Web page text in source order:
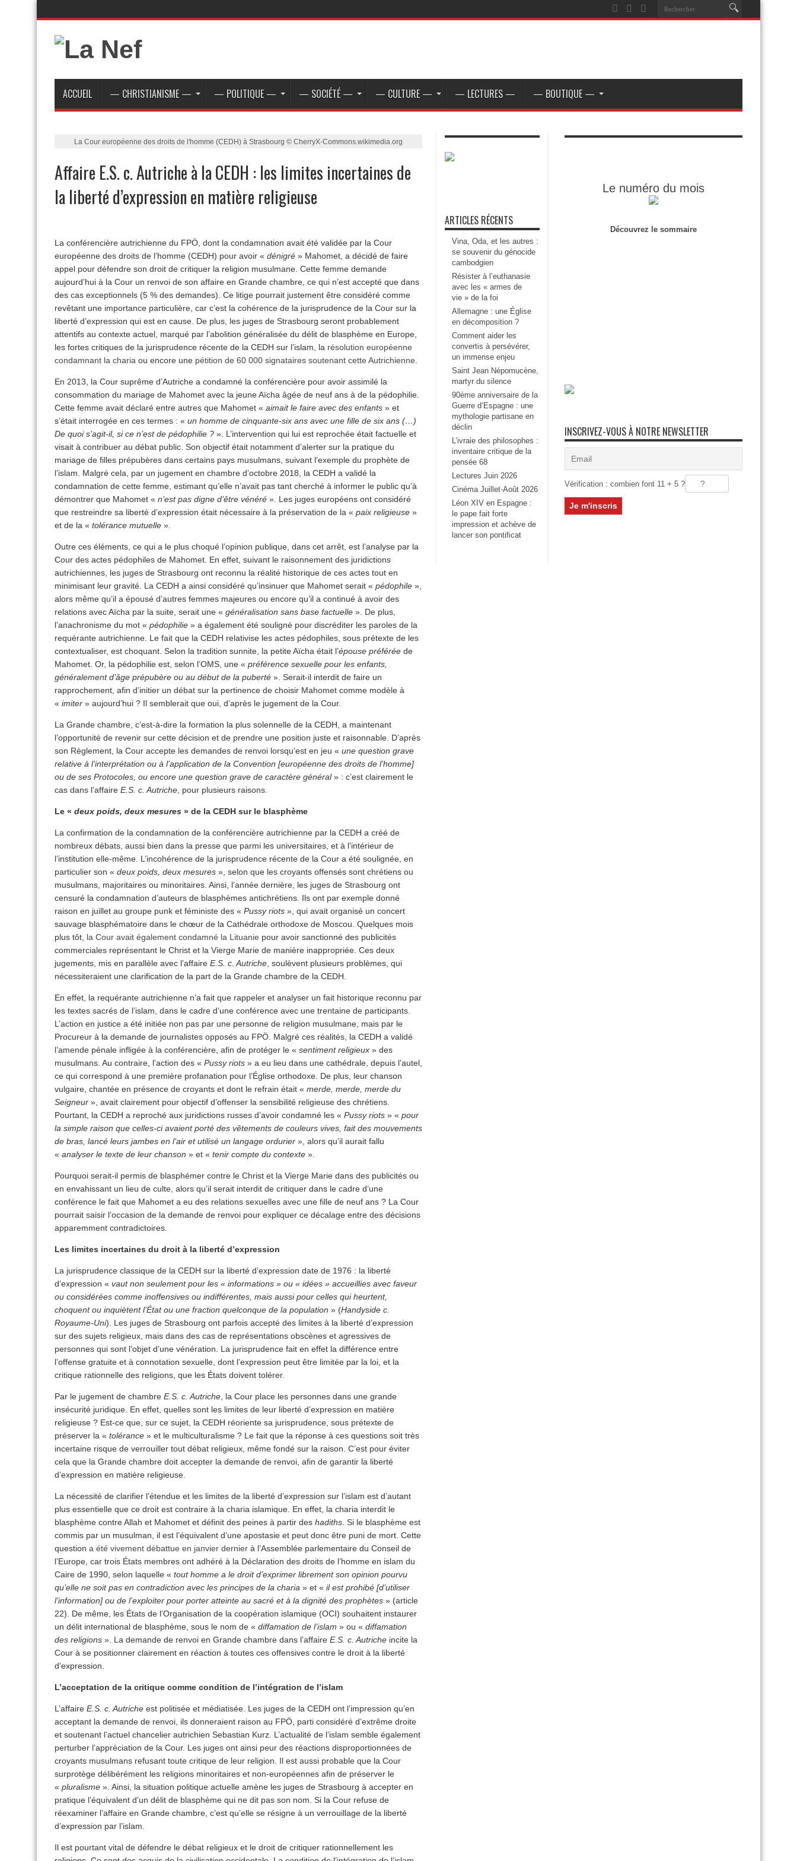
ACCUEIL — CHRISTIANISME — — POLITIQUE — — SOCIÉTÉ — — CULTURE — — LECTURES — — BOUTIQUE —
La Cour européenne des droits de l'homme (CEDH) à Strasbourg © CherryX-Commons.wikimedia.org
Affaire E.S. c. Autriche à la CEDH : les limites incertaines de
la liberté d’expression en matière religieuse
La conférencière autrichienne du FPÖ, dont la condamnation avait été validée par la Cour
européenne des droits de l’homme (CEDH) pour avoir « dénigré » Mahomet, a décidé de faire
appel pour défendre son droit de critiquer la religion musulmane. Cette femme demande
aujourd’hui à la Cour un renvoi de son affaire en Grande chambre, ce qui n’est accepté que dans
des cas exceptionnels (5 % des demandes). Ce litige pourrait justement être considéré comme
revêtant une importance particulière, car c’est la cohérence de la jurisprudence de la Cour sur la
liberté d’expression qui est en cause. De plus, les juges de Strasbourg seront probablement
attentifs au contexte actuel, marqué par l’abolition généralisée du délit de blasphème en Europe,
les fortes critiques de la jurisprudence récente de la CEDH sur l’islam, la résolution européenne
condamnant la charia ou encore une pétition de 60 000 signataires soutenant cette Autrichienne
En 2013, la Cour suprême d’Autriche a condamné la conférencière pour avoir assimilé la
consommation du mariage de Mahomet avec la jeune Aïcha âgée de neuf ans à de la pédophilie.
Cette femme avait déclaré entre autres que Mahomet « aimait le faire avec des enfants » et
s’était interrogée en ces termes : « un homme de cinquante-six ans avec une fille de six ans (…)
De quoi s’agit-il, si ce n’est de pédophilie ? ». L’intervention qui lui est reprochée était factuelle et
visait à contribuer au débat public. Son objectif était notamment d’alerter sur la pratique du
mariage de filles prépubères dans certains pays musulmans, suivant l’exemple du prophète de
l’islam. Malgré cela, par un jugement en chambre d’octobre 2018, la CEDH a validé la
condamnation de cette femme, estimant qu’elle n’avait pas tant cherché à informer le public qu’à
démontrer que Mahomet « n’est pas digne d’être vénéré ». Les juges européens ont considéré
que restreindre sa liberté d’expression était nécessaire à la préservation de la « paix religieuse »
et de la « tolérance mutuelle ».
Outre ces éléments, ce qui a le plus choqué l’opinion publique, dans cet arrêt, est l’analyse par la
Cour des actes pédophiles de Mahomet. En effet, suivant le raisonnement des juridictions
autrichiennes, les juges de Strasbourg ont reconnu la réalité historique de ces actes tout en
minimisant leur gravité. La CEDH a ainsi considéré qu’insinuer que Mahomet serait « pédophile »,
alors même qu’il a épousé d’autres femmes majeures ou encore qu’il a continué à avoir des
relations avec Aïcha par la suite, serait une « généralisation sans base factuelle ». De plus,
l’anachronisme du mot « pédophilie » a également été souligné pour discréditer les paroles de la
requérante autrichienne. Le fait que la CEDH relativise les actes pédophiles, sous prétexte de les
contextualiser, est choquant. Selon la tradition sunnite, la petite Aïcha était l’épouse préférée de
Mahomet. Or, la pédophilie est, selon l’OMS, une « préférence sexuelle pour les enfants,
généralement d’âge prépubère ou au début de la puberté ». Serait-il interdit de faire un
rapprochement, afin d’initier un débat sur la pertinence de choisir Mahomet comme modèle à
« imiter » aujourd’hui ? Il semblerait que oui, d’après le jugement de la Cour.
La Grande chambre, c’est-à-dire la formation la plus solennelle de la CEDH, a maintenant
l’opportunité de revenir sur cette décision et de prendre une position juste et raisonnable. D’après
son Règlement, la Cour accepte les demandes de renvoi lorsqu’est en jeu « une question grave
relative à l’interprétation ou à l’application de la Convention [européenne des droits de l’homme]
ou de ses Protocoles, ou encore une question grave de caractère général» : c’est clairement le
cas dans l’affaire E.S. c. Autriche , pour plusieurs raisons.
Le « deux poids, deux mesures » de la CEDH sur le blasphème
La confirmation de la condamnation de la conférencière autrichienne par la CEDH a créé de
nombreux débats, aussi bien dans la presse que parmi les universitaires, et à l’intérieur de
l’institution elle-même. L’incohérence de la jurisprudence récente de la Cour a été soulignée, en
particulier son « deux poids, deux mesures », selon que les croyants offensés sont chrétiens ou
musulmans, majoritaires ou minoritaires. Ainsi, l’année dernière, les juges de Strasbourg ont
censuré la condamnation d’auteurs de blasphèmes antichrétiens. Ils ont par exemple donné
raison en juillet au groupe punk et féministe des « Pussy riots », qui avait organisé un concert
sauvage blasphématoire dans le chœur de la Cathédrale orthodoxe de Moscou. Quelques mois
plus tôt, la Cour avait également condamné la Lituanie pour avoir sanctionné des publicités
commerciales représentant le Christ et la Vierge Marie de manière inappropriée. Ces deux
jugements, mis en parallèle avec l’affaire E.S. c. Autriche , soulèvent plusieurs problèmes, qui
nécessiteraient une clarification de la part de la Grande chambre de la CEDH.
En effet, la requérante autrichienne n’a fait que rappeler et analyser un fait historique reconnu par
les textes sacrés de l’islam, dans le cadre d’une conférence avec une trentaine de participants.
L’action en justice a été initiée non pas par une personne de religion musulmane, mais par le
Procureur à la demande de journalistes opposés au FPÖ. Malgré ces réalités, la CEDH a validé
l’amende pénale infligée à la conférencière, afin de protéger le « sentiment religieux » des
musulmans. Au contraire, l’action des « Pussy riots » a eu lieu dans une cathédrale, depuis l’autel,
ce qui correspond à une première profanation pour l’Église orthodoxe. De plus, leur chanson
vulgaire, chantée en présence de croyants et dont le refrain était « merde, merde, merde du
Seigneur », avait clairement pour objectif d’offenser la sensibilité religieuse des chrétiens.
Pourtant, la CEDH a reproché aux juridictions russes d’avoir condamné les « Pussy riots » « pour
la simple raison que celles-ci avaient porté des vêtements de couleurs vives, fait des mouvements
de bras, lancé leurs jambes en l’air et utilisé un langage ordurier », alors qu’il aurait fallu
« analyser le texte de leur chanson » et « tenir compte du contexte ».
Pourquoi serait-il permis de blasphémer contre le Christ et la Vierge Marie dans des publicités ou
en envahissant un lieu de culte, alors qu’il serait interdit de critiquer dans le cadre d’une
conférence le fait que Mahomet a eu des relations sexuelles avec une fille de neuf ans ? La Cour
pourrait saisir l’occasion de la demande de renvoi pour expliquer ce décalage entre des décisions
apparemment contradictoires.
Les limites incertaines du droit à la liberté d’expression
La jurisprudence classique de la CEDH sur la liberté d’expression date de 1976 : la liberté
d’expression « vaut non seulement pour les « informations » ou « idées » accueillies avec faveur
ou considérées comme inoffensives ou indifférentes, mais aussi pour celles qui heurtent,
choquent ou inquiètent l’État ou une fraction quelconque de la population » (Handyside c.
Royaume-Uni). Les juges de Strasbourg ont parfois accepté des limites à la liberté d’expression
sur des sujets religieux, mais dans des cas de représentations obscènes et agressives de
personnes qui sont l’objet d’une vénération. La jurisprudence fait en effet la différence entre
l’offense gratuite et à connotation sexuelle, dont l’expression peut être limitée par la loi, et la
critique rationnelle des religions, que les États doivent tolérer.
Par le jugement de chambre E.S. c. Autriche , la Cour place les personnes dans une grande
insécurité juridique. En effet, quelles sont les limites de leur liberté d’expression en matière
religieuse ? Est-ce que, sur ce sujet, la CEDH réoriente sa jurisprudence, sous prétexte de
préserver la « tolérance » et le multiculturalisme ? Le fait que la réponse à ces questions soit très
incertaine risque de verrouiller tout débat religieux, même fondé sur la raison. C’est pour éviter
cela que la Grande chambre doit accepter la demande de renvoi, afin de garantir la liberté
d’expression en matière religieuse.
La nécessité de clarifier l’étendue et les limites de la liberté d’expression sur l’islam est d’autant
plus essentielle que ce droit est contraire à la charia islamique. En effet, la charia interdit le
blasphème contre Allah et Mahomet et définit des peines à partir des hadiths . Si le blasphème est
commis par un musulman, il est l’équivalent d’une apostasie et peut donc être puni de mort. Cette
question a été vivement débattue en janvier dernier à l’Assemblée parlementaire du Conseil de
l’Europe, car trois États membres ont adhéré à la Déclaration des droits de l’homme en islam du
Caire de 1990, selon laquelle « tout homme a le droit d’exprimer librement son opinion pourvu
qu’elle ne soit pas en contradiction avec les principes de la charia » et « il est prohibé [d’utiliser
l’information] ou de l’exploiter pour porter atteinte au sacré et à la dignité des prophètes » (article
22). De même, les États de l’Organisation de la coopération islamique (OCI) souhaitent instaurer
un délit international de blasphème, sous le nom de « diffamation de l’islam » ou « diffamation
des religions ». La demande de renvoi en Grande chambre dans l’affaire E.S. c. Autriche incite la
Cour à se positionner clairement en réaction à toutes ces offensives contre le droit à la liberté
d’expression.
L’acceptation de la critique comme condition de l’intégration de l’islam
L’affaire E.S. c. Autriche est politisée et médiatisée. Les juges de la CEDH ont l’impression qu’en
acceptant la demande de renvoi, ils donneraient raison au FPÖ, parti considéré d’extrême droite
et soutenant l’actuel chancelier autrichien Sebastian Kurz. L’actualité de l’islam semble également
perturber l’appréciation de la Cour. Les juges ont ainsi peur des réactions disproportionnées de
croyants musulmans refusant toute critique de leur religion. Il est aussi probable que la Cour
surprotège délibérément les religions minoritaires et non-européennes afin de préserver le
« pluralisme ». Ainsi, la situation politique actuelle amène les juges de Strasbourg à accepter en
pratique l’équivalent d’un délit de blasphème qui ne dit pas son nom. Si la Cour refuse de
réexaminer l’affaire en Grande chambre, c’est qu’elle se résigne à un verrouillage de la liberté
d’expression par l’islam.
Il est pourtant vital de défendre le débat religieux et le droit de critiquer rationnellement les
ARTICLES RÉCENTS
Vina, Oda, et les autres :
se souvenir du génocide
cambodgien
Résister à l’euthanasie
avec les « armes de
vie » de la foi
Allemagne : une Église
en décomposition ?
Comment aider les
convertis à persévérer,
un immense enjeu
Saint Jean Népomucène,
martyr du silence
90ème anniversaire de la
Guerre d’Espagne : une
mythologie partisane en
déclin
L’ivraie des philosophes :
inventaire critique de la
pensée 68
Lectures Juin 2026
Cinéma Juillet-Août 2026
Léon XIV en Espagne :
le pape fait forte
impression et achève de
lancer son pontificat
Le numéro du mois
Découvrez le sommaire
INSCRIVEZ-VOUS À NOTRE NEWSLETTER
Vérification : combien font 11 + 5 ?